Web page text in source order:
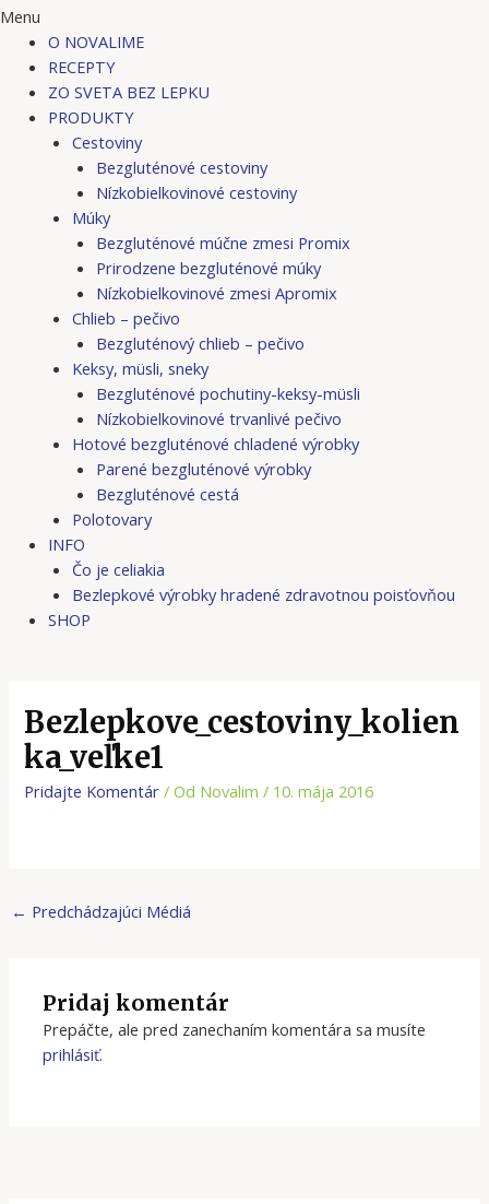
Menu
O NOVALIME
RECEPTY
ZO SVETA BEZ LEPKU
PRODUKTY
Cestoviny
Bezgluténové cestoviny
Nízkobielkovinové cestoviny
Múky
Bezgluténové múčne zmesi Promix
Prirodzene bezgluténové múky
Nízkobielkovinové zmesi Apromix
Chlieb – pečivo
Bezgluténový chlieb – pečivo
Keksy, müsli, sneky
Bezgluténové pochutiny-keksy-müsli
Nízkobielkovinové trvanlivé pečivo
Hotové bezgluténové chladené výrobky
Parené bezgluténové výrobky
Bezgluténové cestá
Polotovary
INFO
Čo je celiakia
Bezlepkové výrobky hradené zdravotnou poisťovňou
SHOP
Bezlepkove_cestoviny_kolien
ka_veľke1
Pridajte Komentár / Od Novalim/ 10. mája 2016
← Predchádzajúci Médiá
Pridaj komentár
Prepáčte, ale pred zanechaním komentára sa musíte
prihlásiť.